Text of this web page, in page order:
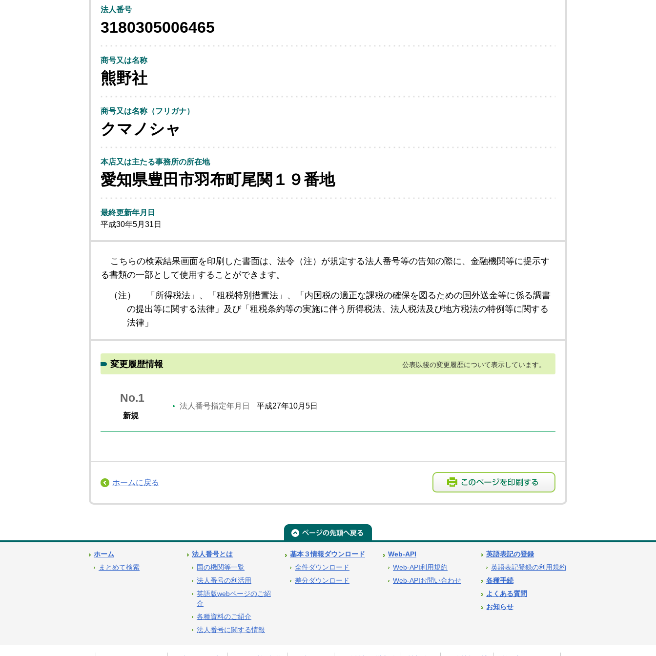
法人番号
3180305006465
商号又は名称
熊野社
商号又は名称（フリガナ）
クマノシャ
本店又は主たる事務所の所在地
愛知県豊田市羽布町尾関１９番地
最終更新年月日
平成30年5月31日
こちらの検索結果画面を印刷した書面は、法令（注）が規定する法人番号等の告知の際に、金融機関等に提示す
る書類の一部として使用することができます。
（注）
「所得税法」、「租税特別措置法」、「内国税の適正な課税の確保を図るための国外送金等に係る調書
の提出等に関する法律」及び「租税条約等の実施に伴う所得税法、法人税法及び地方税法の特例等に関する
法律」
変更履歴情報 公表以後の変更履歴について表示しています。
No.1
新規
法人番号指定年月日 平成27年10月5日
ホームに戻る
ホーム
まとめて検索
法人番号とは
国の機関等一覧
法人番号の利活用
英語版webページのご紹
介
各種資料のご紹介
法人番号に関する情報
基本３情報ダウンロード
全件ダウンロード
差分ダウンロード
Web-API
Web-API利用規約
Web-APIお問い合わせ
英語表記の登録
英語表記登録の利用規約
各種手続
よくある質問
お知らせ